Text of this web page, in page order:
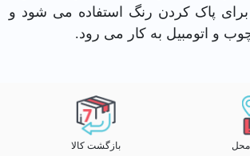
پاک کردن رنگ استفاده می شود و
و اتومبیل به کار می رود.
محل بازگشت کالا